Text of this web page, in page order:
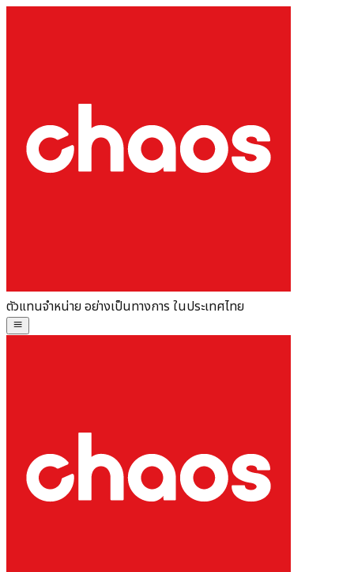
ตัวแทนจำหน่าย อย่างเป็นทางการ ในประเทศไทย